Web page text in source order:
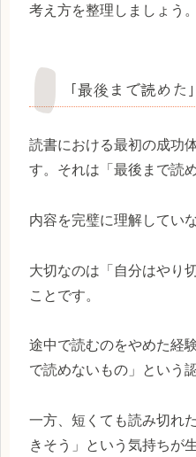
考え方を整理しましょう。
「最後まで読め
読書における最初の成功
す。それは「最後まで読
内容を完璧に理解してい
大切なのは「自分はやり
ことです。
途中で読むのをやめた経
で読めないもの」という
一方、短くても読み切れ
きそう」という気持ちが